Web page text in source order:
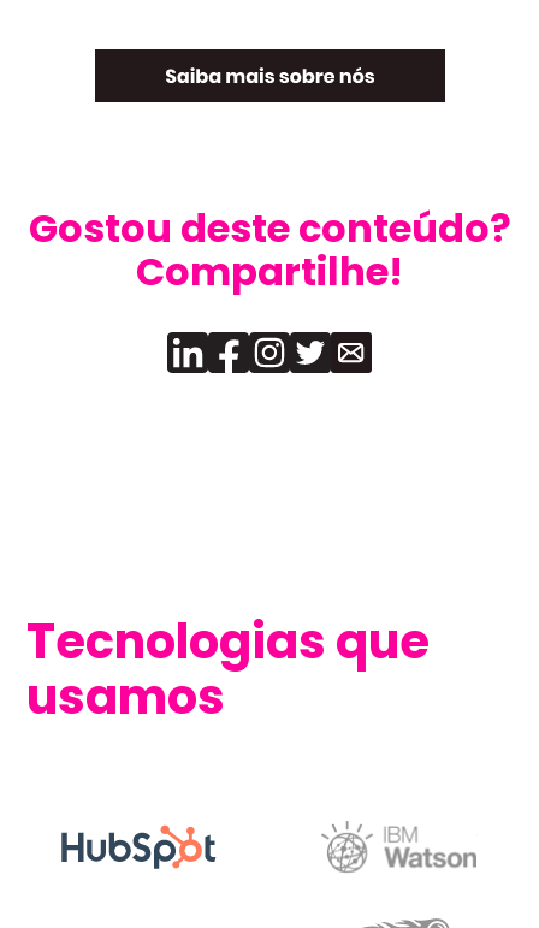
Gostou deste conteúdo?
Compartilhe!
Tecnologias que
usamos